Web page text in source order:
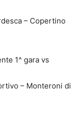
– Copertino
1^ gara vs
– Monteroni di